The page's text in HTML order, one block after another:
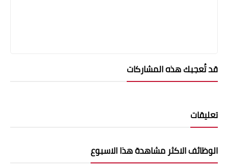
قد تُعجبك هذه المشاركات
تعليقات
الوظائف الاكثر مشاهدة هذا الاسبوع